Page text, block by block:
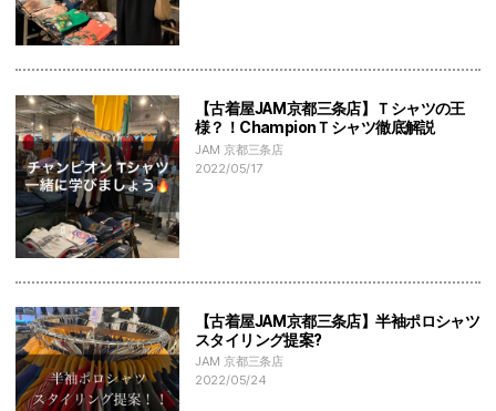
【古着屋JAM京都三条店】Ｔシャツの王
様？！ChampionＴシャツ徹底解説
JAM 京都三条店
2022/05/17
【古着屋JAM京都三条店】半袖ポロシャツ
スタイリング提案?
JAM 京都三条店
2022/05/24